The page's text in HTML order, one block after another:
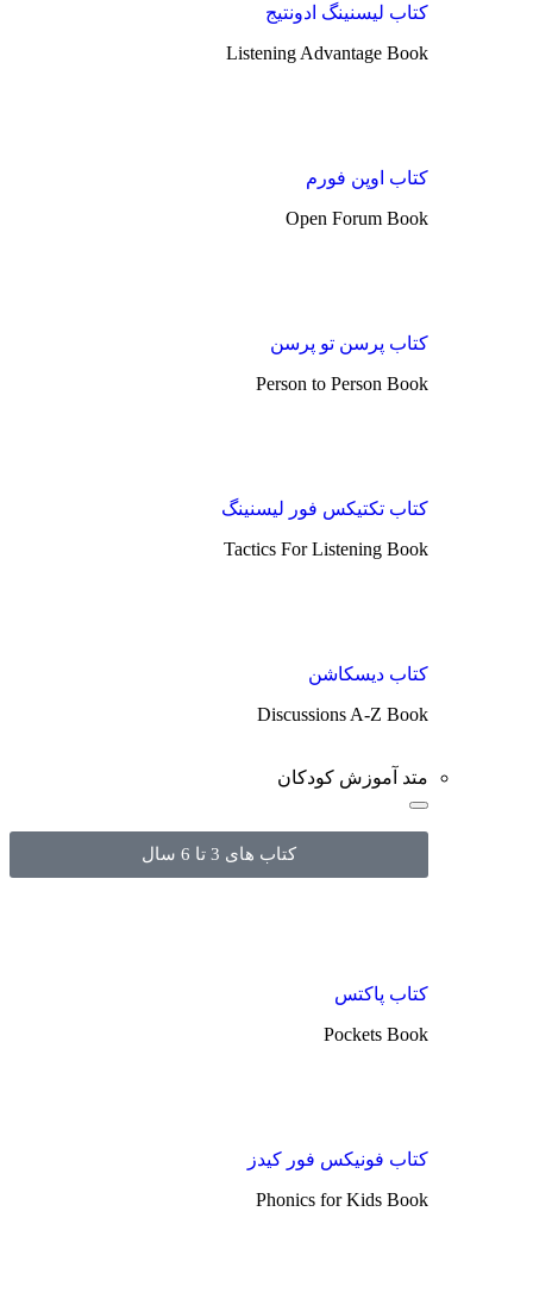
کتاب لیسنینگ ادونتیج
Listening Advantage Book
کتاب اوپن فورم
Open Forum Book
کتاب پرسن تو پرسن
Person to Person Book
کتاب تکتیکس فور لیسنینگ
Tactics For Listening Book
کتاب دیسکاشن
Discussions A-Z Book
متد آموزش کودکان
کتاب های 3 تا 6 سال
کتاب پاکتس
Pockets Book
کتاب فونیکس فور کیدز
Phonics for Kids Book